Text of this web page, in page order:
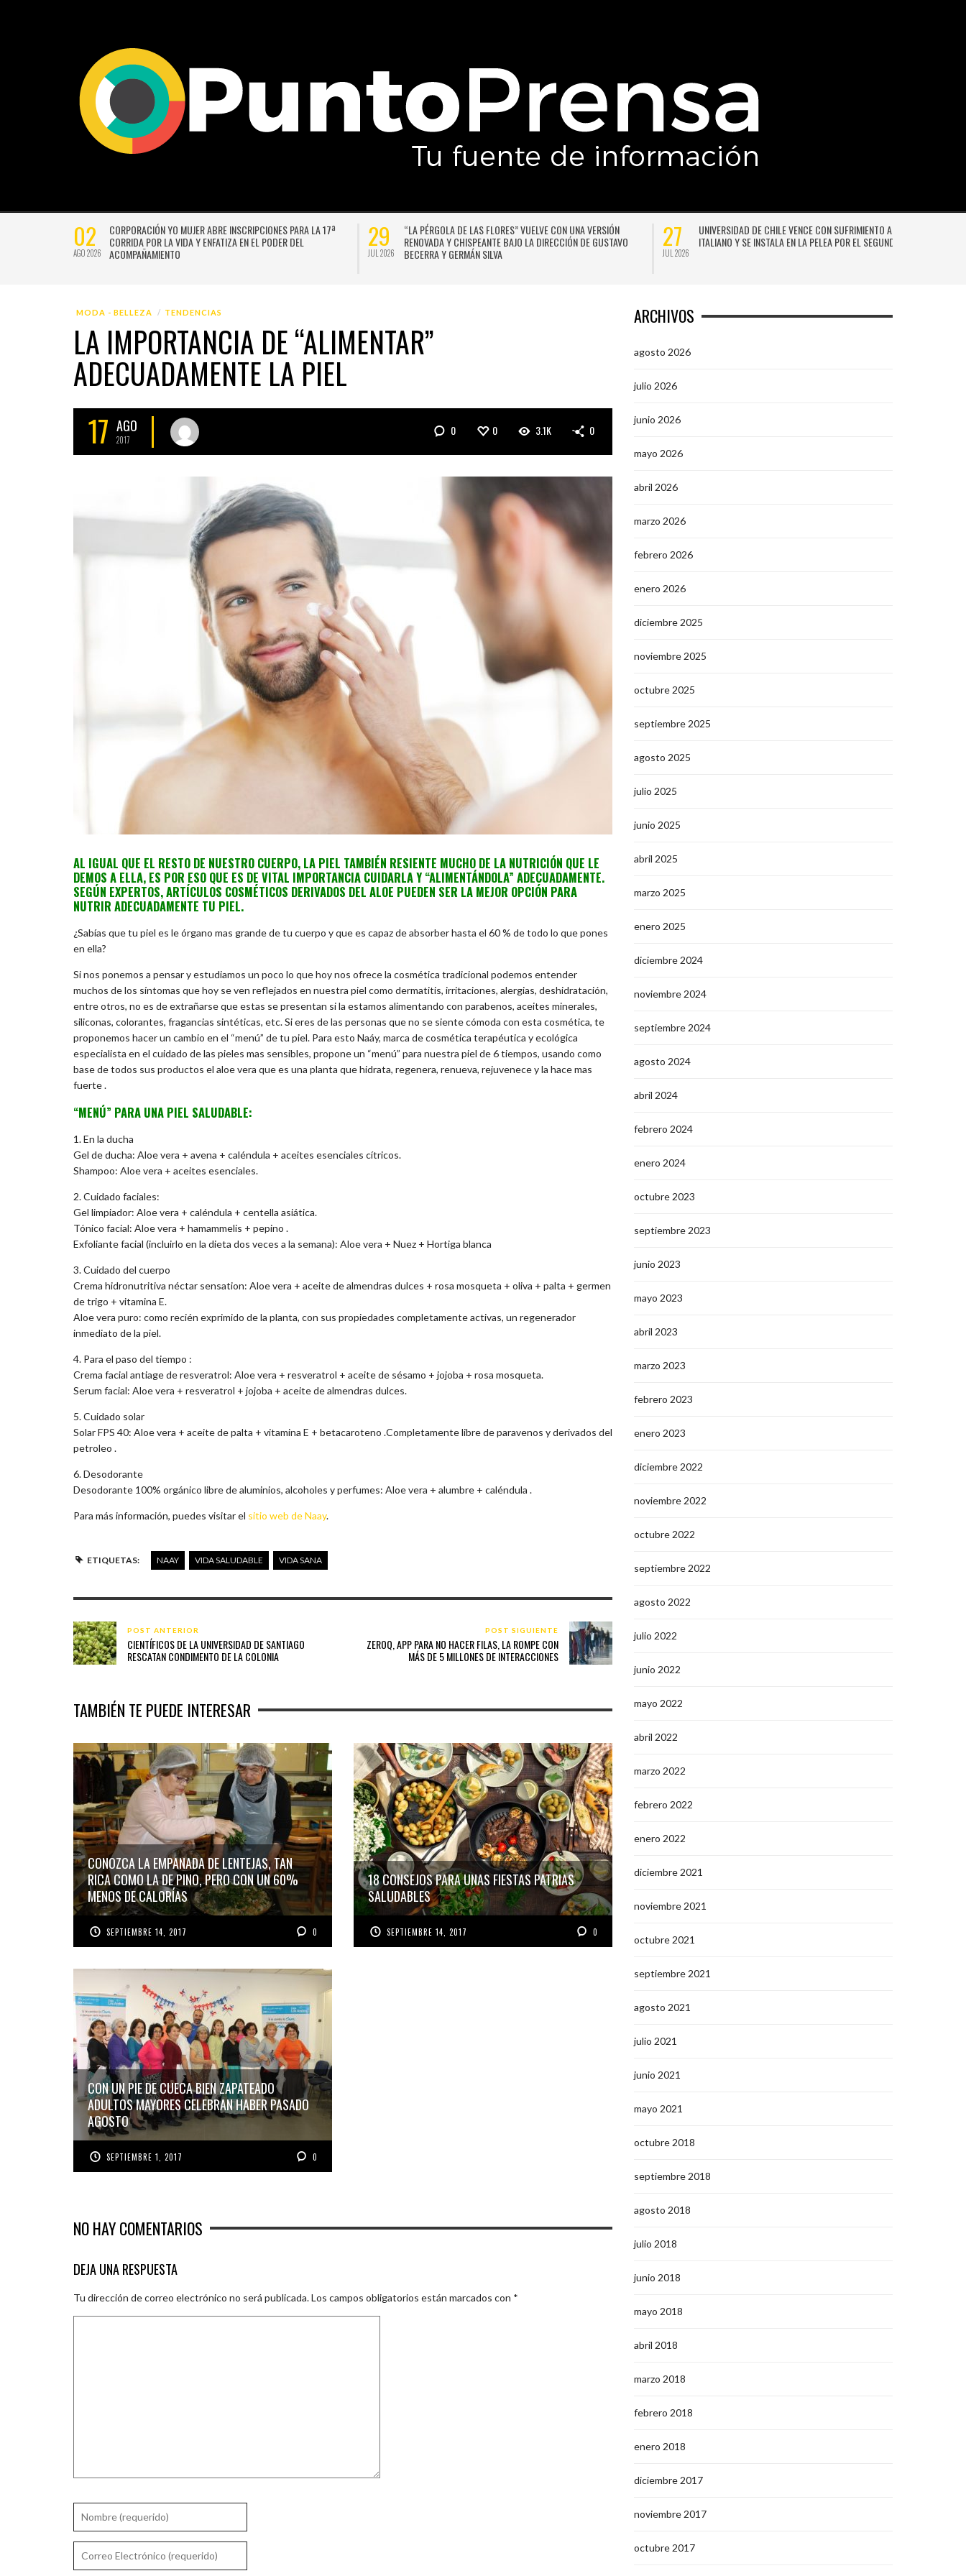
02
AGO 2026
CORPORACIÓN YO MUJER ABRE INSCRIPCIONES PARA LA 17ª
CORRIDA POR LA VIDA Y ENFATIZA EN EL PODER DEL
ACOMPAÑAMIENTO
29
JUL 2026
“LA PÉRGOLA DE LAS FLORES” VUELVE CON UNA VERSIÓN
RENOVADA Y CHISPEANTE BAJO LA DIRECCIÓN DE GUSTAVO
BECERRA Y GERMÁN SILVA
27
JUL 2026
UNIVERSIDAD DE CHILE VENCE CON SUFRIMIENTO A AUDAX
ITALIANO Y SE INSTALA EN LA PELEA POR EL SEGUNDO LUGAR
MODA - BELLEZA TENDENCIAS
LA IMPORTANCIA DE “ALIMENTAR”
ADECUADAMENTE LA PIEL
17 AGO
2017
0 0 3.1K 0
AL IGUAL QUE EL RESTO DE NUESTRO CUERPO, LA PIEL TAMBIÉN RESIENTE MUCHO DE LA NUTRICIÓN QUE LE
DEMOS A ELLA, ES POR ESO QUE ES DE VITAL IMPORTANCIA CUIDARLA Y “ALIMENTÁNDOLA” ADECUADAMENTE.
SEGÚN EXPERTOS, ARTÍCULOS COSMÉTICOS DERIVADOS DEL ALOE PUEDEN SER LA MEJOR OPCIÓN PARA
NUTRIR ADECUADAMENTE TU PIEL.
¿Sabías que tu piel es le órgano mas grande de tu cuerpo y que es capaz de absorber hasta el 60 % de todo lo que pones
en ella?
Si nos ponemos a pensar y estudiamos un poco lo que hoy nos ofrece la cosmética tradicional podemos entender
muchos de los síntomas que hoy se ven reflejados en nuestra piel como dermatitis, irritaciones, alergias, deshidratación,
entre otros, no es de extrañarse que estas se presentan si la estamos alimentando con parabenos, aceites minerales,
siliconas, colorantes, fragancias sintéticas, etc. Si eres de las personas que no se siente cómoda con esta cosmética, te
proponemos hacer un cambio en el “menú” de tu piel. Para esto Naáy, marca de cosmética terapéutica y ecológica
especialista en el cuidado de las pieles mas sensibles, propone un “menú” para nuestra piel de 6 tiempos, usando como
base de todos sus productos el aloe vera que es una planta que hidrata, regenera, renueva, rejuvenece y la hace mas
fuerte .
“MENÚ” PARA UNA PIEL SALUDABLE:
1. En la ducha
Gel de ducha: Aloe vera + avena + caléndula + aceites esenciales cítricos.
Shampoo: Aloe vera + aceites esenciales.
2. Cuidado faciales:
Gel limpiador: Aloe vera + caléndula + centella asiática.
Tónico facial: Aloe vera + hamammelis + pepino .
Exfoliante facial (incluirlo en la dieta dos veces a la semana): Aloe vera + Nuez + Hortiga blanca
3. Cuidado del cuerpo
Crema hidronutritiva néctar sensation: Aloe vera + aceite de almendras dulces + rosa mosqueta + oliva + palta + germen
de trigo + vitamina E.
Aloe vera puro: como recién exprimido de la planta, con sus propiedades completamente activas, un regenerador
inmediato de la piel.
4. Para el paso del tiempo :
Crema facial antiage de resveratrol: Aloe vera + resveratrol + aceite de sésamo + jojoba + rosa mosqueta.
Serum facial: Aloe vera + resveratrol + jojoba + aceite de almendras dulces.
5. Cuidado solar
Solar FPS 40: Aloe vera + aceite de palta + vitamina E + betacaroteno .Completamente libre de paravenos y derivados del
petroleo .
6. Desodorante
Desodorante 100% orgánico libre de aluminios, alcoholes y perfumes: Aloe vera + alumbre + caléndula .
Para más información, puedes visitar el sitio web de Naay.
ETIQUETAS: NAAY VIDA SALUDABLE VIDA SANA
POST ANTERIOR
CIENTÍFICOS DE LA UNIVERSIDAD DE SANTIAGO
RESCATAN CONDIMENTO DE LA COLONIA
POST SIGUIENTE
ZEROQ, APP PARA NO HACER FILAS, LA ROMPE CON
MÁS DE 5 MILLONES DE INTERACCIONES
TAMBIÉN TE PUEDE INTERESAR
CONOZCA LA EMPANADA DE LENTEJAS, TAN
RICA COMO​ LA DE PINO, PERO CON UN 60%
MENOS DE CALORÍAS
SEPTIEMBRE 14, 2017 0
18 CONSEJOS PARA UNAS FIESTAS PATRIAS
SALUDABLES
SEPTIEMBRE 14, 2017 0
CON UN PIE DE CUECA BIEN ZAPATEADO
ADULTOS MAYORES CELEBRAN HABER PASADO
AGOSTO
SEPTIEMBRE 1, 2017 0
NO HAY COMENTARIOS
DEJA UNA RESPUESTA
Tu dirección de correo electrónico no será publicada.Los campos obligatorios están marcados con *
ARCHIVOS
agosto 2026
julio 2026
junio 2026
mayo 2026
abril 2026
marzo 2026
febrero 2026
enero 2026
diciembre 2025
noviembre 2025
octubre 2025
septiembre 2025
agosto 2025
julio 2025
junio 2025
abril 2025
marzo 2025
enero 2025
diciembre 2024
noviembre 2024
septiembre 2024
agosto 2024
abril 2024
febrero 2024
enero 2024
octubre 2023
septiembre 2023
junio 2023
mayo 2023
abril 2023
marzo 2023
febrero 2023
enero 2023
diciembre 2022
noviembre 2022
octubre 2022
septiembre 2022
agosto 2022
julio 2022
junio 2022
mayo 2022
abril 2022
marzo 2022
febrero 2022
enero 2022
diciembre 2021
noviembre 2021
octubre 2021
septiembre 2021
agosto 2021
julio 2021
junio 2021
mayo 2021
octubre 2018
septiembre 2018
agosto 2018
julio 2018
junio 2018
mayo 2018
abril 2018
marzo 2018
febrero 2018
enero 2018
diciembre 2017
noviembre 2017
octubre 2017